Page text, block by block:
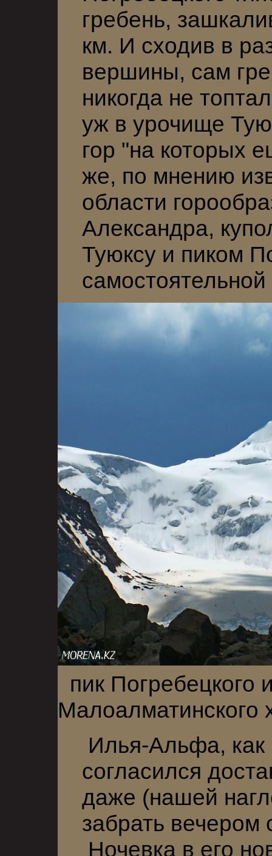
гребень,
км. И сходив в
вершины, сам
никогда не
уж в урочище
гор "на которых
же, по мнению
области
Александра,
Туюксу и пиком
пик Погребецкого
Малоалматинского
Илья-Альфа, как
согласился
даже (нашей
забрать
Ночевка в его